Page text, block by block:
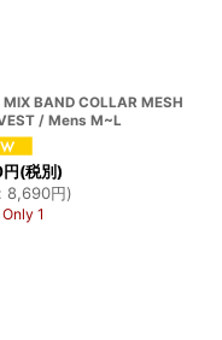
BAND COLLAR MESH
/ Mens M~L
円(税別)
: 8,690円)
1